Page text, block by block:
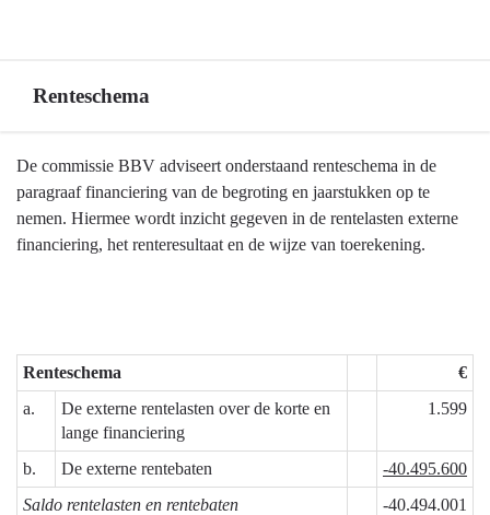
Renteschema
Terug
naar
navigatie
De commissie BBV adviseert onderstaand renteschema in de
paragraaf financiering van de begroting en jaarstukken op te
nemen. Hiermee wordt inzicht gegeven in de rentelasten externe
financiering, het renteresultaat en de wijze van toerekening.
Renteschema
€
a.
De externe rentelasten over de korte en
lange financiering
1.599
b. De externe rentebaten
-40.495.600
Saldo rentelasten en rentebaten
-40.494.001